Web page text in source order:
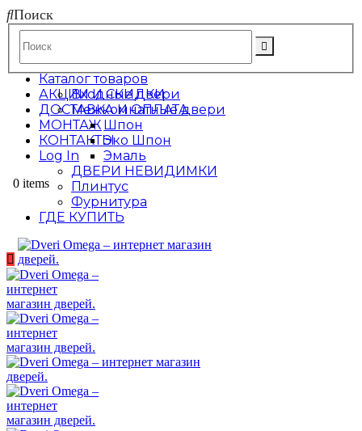
Поиск
АКЦИИ И СКИДКИ
ДОСТАВКА И ОПЛАТА
МОНТАЖ
КОНТАКТЫ
Log In
0 items
Каталог товаров
Входные двери
Межкомнатные двери
Шпон
Эко Шпон
Эмаль
ДВЕРИ НЕВИДИМКИ
Плинтус
Фурнитура
ГДЕ КУПИТЬ